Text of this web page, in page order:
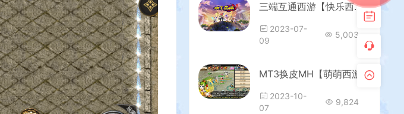
三端互通西游【快乐西游互通】最新整理Win系服务端+安卓+PC客户端+GM工具+详细搭建教程+视频教程
2023-07-
09
5,003
MT3换皮MH【萌萌西游】最新整理Linux手工服务端+安卓苹果双端+GM后台+详细搭建教程+全套源码
2023-10-
07
9,824